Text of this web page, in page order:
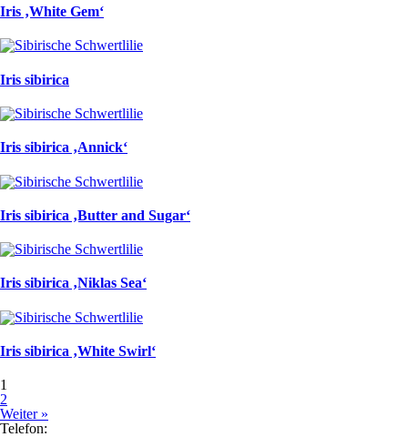
Iris ‚White Gem‘
Iris sibirica
Iris sibirica ‚Annick‘
Iris sibirica ‚Butter and Sugar‘
Iris sibirica ‚Niklas Sea‘
Iris sibirica ‚White Swirl‘
1
2
Weiter »
Telefon: